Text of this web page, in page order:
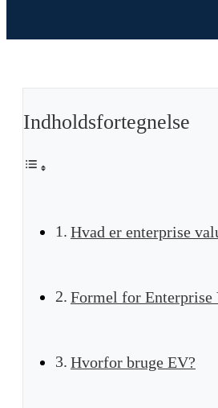
Indholdsfortegnelse
Hvad er enterprise
Formel for Enterprise
Hvorfor bruge EV?